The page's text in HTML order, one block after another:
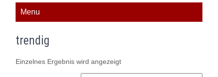
Menu
trendig
Einzelnes Ergebnis wird angezeigt